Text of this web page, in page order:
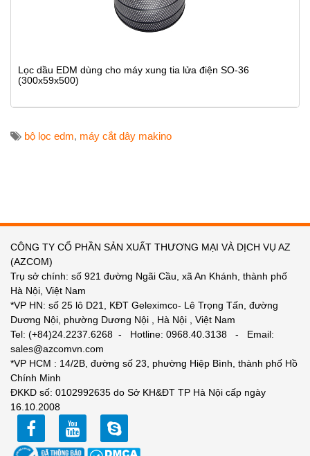
Lọc dầu EDM dùng cho máy xung tia lửa điện SO-36
(300x59x500)
bộ lọc edm, máy cắt dây makino
CÔNG TY CỔ PHẦN SẢN XUẤT THƯƠNG MẠI VÀ DỊCH VỤ AZ
(AZCOM)
Trụ sở chính: số 921 đường Ngãi Cầu, xã An Khánh, thành phố
Hà Nội, Việt Nam
*VP HN: số 25 lô D21, KĐT Geleximco- Lê Trọng Tấn, đường
Dương Nội, phường Dương Nội , Hà Nội , Việt Nam
Tel: (+84)24.2237.6268 - Hotline: 0968.40.3138 - Email:
sales@azcomvn.com
*VP HCM : 14/2B, đường số 23, phường Hiệp Bình, thành phố Hồ
Chính Minh
ĐKKD số: 0102992635 do Sở KH&ĐT TP Hà Nội cấp ngày
16.10.2008
facebookyoutube zalo